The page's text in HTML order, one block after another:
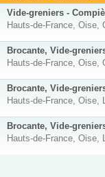
Vide-greniers -
Hauts-de-France, Oise,
Brocante, Vide-
Hauts-de-France, Oise,
Brocante, Vide-
Hauts-de-France, Oise,
Brocante, Vide-
Hauts-de-France, Oise,